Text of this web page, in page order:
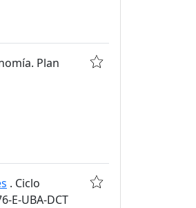
Plan
. Ciclo
E-UBA-DCT